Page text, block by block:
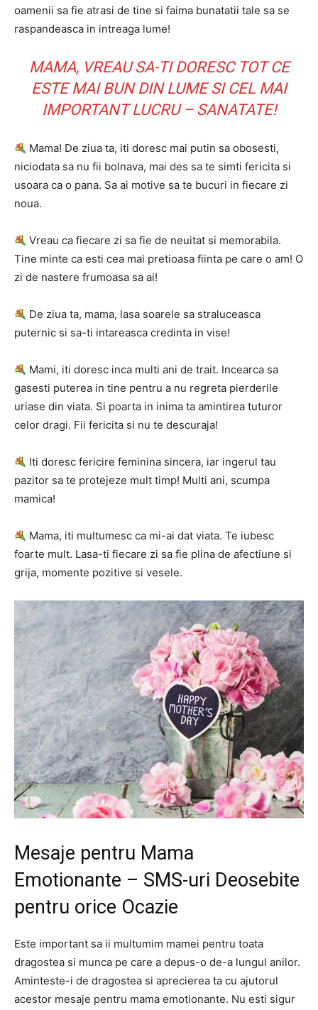
oamenii sa fie atrasi de tine si faima bunatatii tale sa se
raspandeasca in intreaga lume!
MAMA, VREAU SA-TI DORESC TOT CE
ESTE MAI BUN DIN LUME SI CEL MAI
IMPORTANT LUCRU – SANATATE!
Mama! De ziua ta, iti doresc mai putin sa obosesti,
niciodata sa nu fii bolnava, mai des sa te simti fericita si
usoara ca o pana. Sa ai motive sa te bucuri in fiecare zi
noua.
Vreau ca fiecare zi sa fie de neuitat si memorabila.
Tine minte ca esti cea mai pretioasa fiinta pe care o am! O
zi de nastere frumoasa sa ai!
De ziua ta, mama, lasa soarele sa straluceasca
puternic si sa-ti intareasca credinta in vise!
Mami, iti doresc inca multi ani de trait. Incearca sa
gasesti puterea in tine pentru a nu regreta pierderile
uriase din viata. Si poarta in inima ta amintirea tuturor
celor dragi. Fii fericita si nu te descuraja!
Iti doresc fericire feminina sincera, iar ingerul tau
pazitor sa te protejeze mult timp! Multi ani, scumpa
mamica!
Mama, iti multumesc ca mi-ai dat viata. Te iubesc
foarte mult. Lasa-ti fiecare zi sa fie plina de afectiune si
grija, momente pozitive si vesele.
Mesaje pentru Mama
Emotionante – SMS-uri Deosebite
pentru orice Ocazie
Este important sa ii multumim mamei pentru toata
dragostea si munca pe care a depus-o de-a lungul anilor.
Aminteste-i de dragostea si aprecierea ta cu ajutorul
acestor mesaje pentru mama emotionante. Nu esti sigur